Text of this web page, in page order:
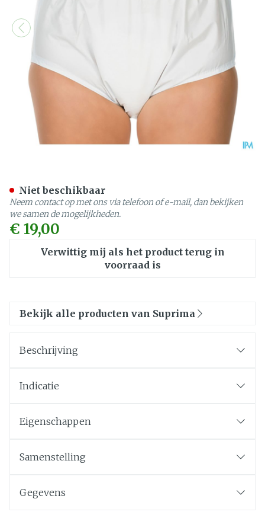
€ 19,00
Verwittig mij als het product terug in
voorraad is
Niet beschikbaar
Neem contact op met ons via telefoon of e-mail, dan bekijken
we samen de mogelijkheden.
Bekijk alle producten van Suprima
Beschrijving
Indicatie
Eigenschappen
Samenstelling
Gegevens